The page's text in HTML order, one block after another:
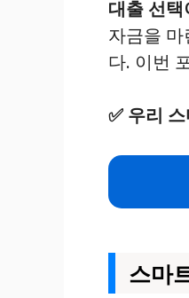
대출 선
자금을
다. 이번
✅ 우리
스마